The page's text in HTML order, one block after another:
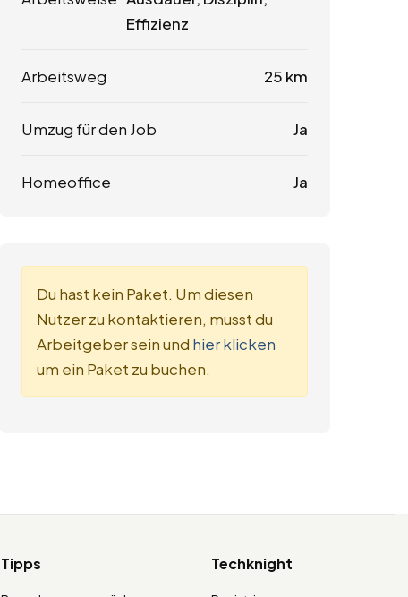
Effizienz
Arbeitsweg 25 km
Umzug für den Job Ja
Homeoffice Ja
Du hast kein Paket. Um diesen
Nutzer zu kontaktieren, musst du
Arbeitgeber sein und hier klicken
um ein Paket zu buchen.
Tipps Techknight